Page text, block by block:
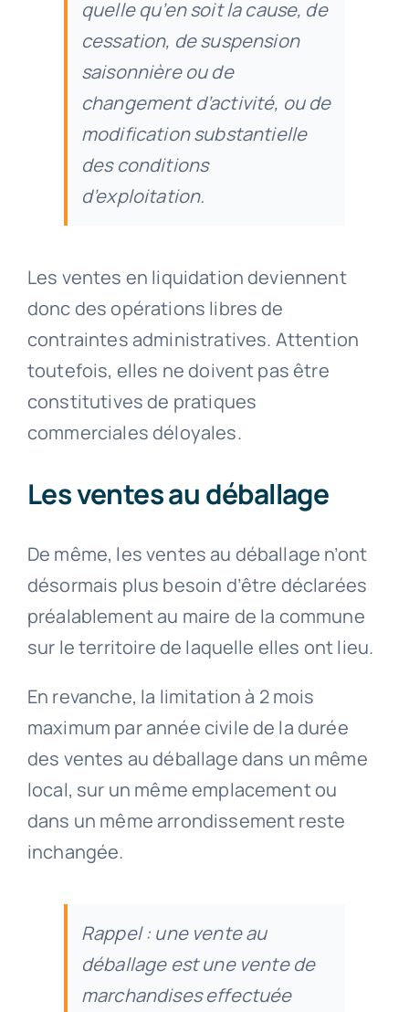
quelle qu’en soit la cause, de
cessation, de suspension
saisonnière ou de
changement d’activité, ou de
modification substantielle
des conditions
d’exploitation.
Les ventes en liquidation deviennent
donc des opérations libres de
contraintes administratives. Attention
toutefois, elles ne doivent pas être
constitutives de pratiques
commerciales déloyales.
Les ventes au déballage
De même, les ventes au déballage n’ont
désormais plus besoin d’être déclarées
préalablement au maire de la commune
sur le territoire de laquelle elles ont lieu.
En revanche, la limitation à 2 mois
maximum par année civile de la durée
des ventes au déballage dans un même
local, sur un même emplacement ou
dans un même arrondissement reste
inchangée.
Rappel : une vente au
déballage est une vente de
marchandises effectuée